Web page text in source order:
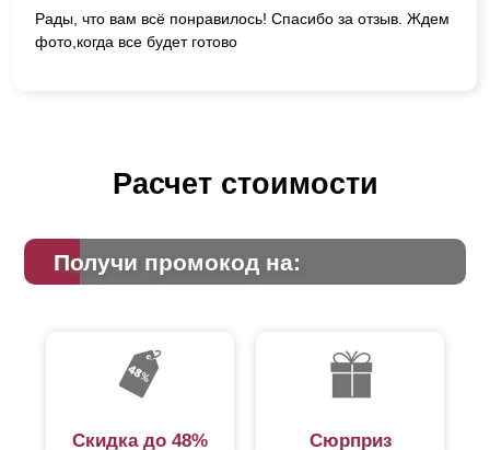
Рады, что вам всё понравилось! Спасибо за отзыв. Ждем
фото,когда все будет готово
Расчет стоимости
Получи промокод на:
Скидка до 48% Сюрприз